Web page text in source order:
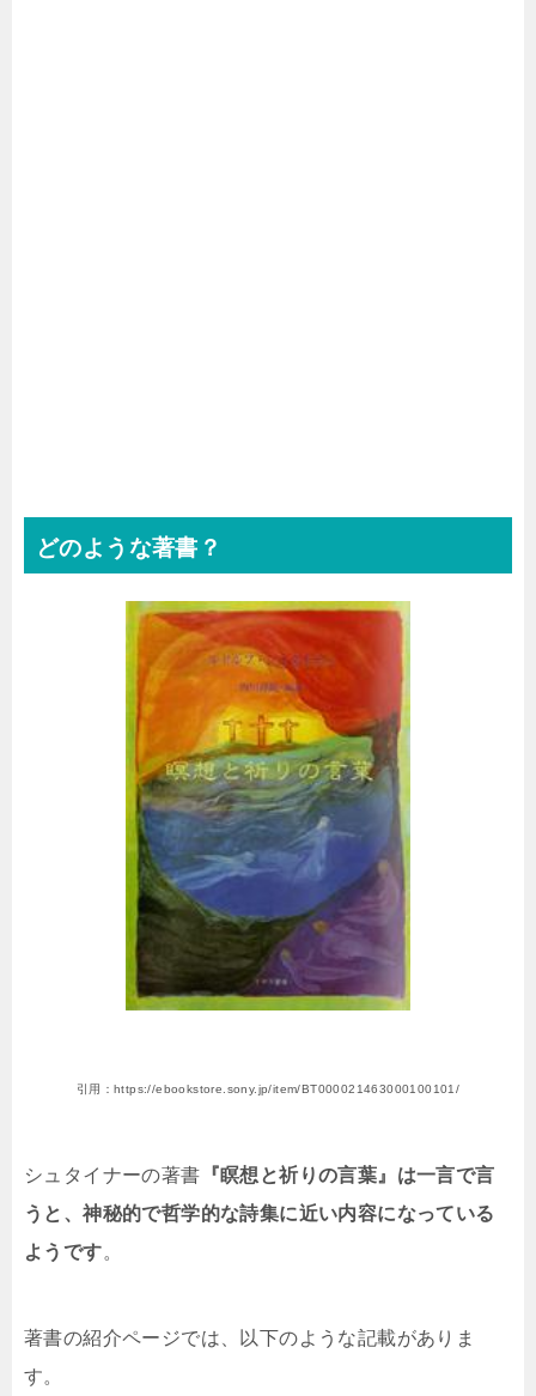
どのような著書？
引用：https://ebookstore.sony.jp/item/BT000021463000100101/
シュタイナーの著書 『瞑想と祈りの言葉』は一言で言
うと、神秘的で哲学的な詩集に近い内容になっている
ようです。
著書の紹介ページでは、以下のような記載がありま
す。